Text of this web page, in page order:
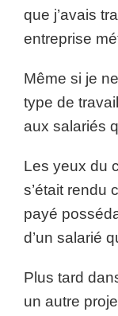
que j’avais
entreprise
Même si je
type de
aux salariés
Les yeux du
s’était rendu
payé
d’un salarié
Plus tard
un autre